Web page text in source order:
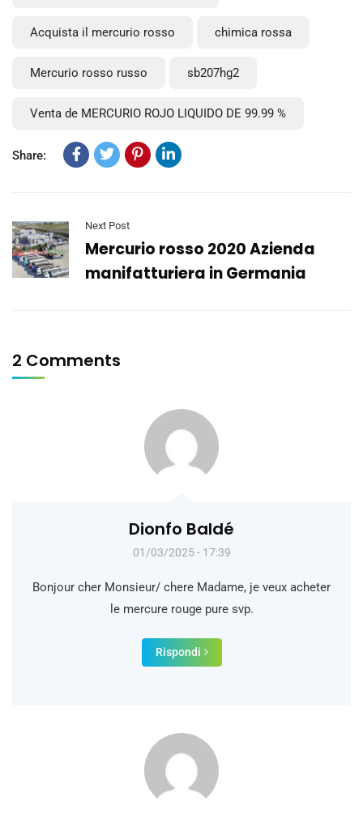
Acquista il mercurio rosso chimica rossa
Mercurio rosso russo sb207hg2
Venta de MERCURIO ROJO LIQUIDO DE 99.99 %
Share:
Next Post
Mercurio rosso 2020 Azienda
manifatturiera in Germania
2 Comments
Dionfo Baldé
01/03/2025 - 17:39
Bonjour cher Monsieur/ chere Madame, je veux acheter
le mercure rouge pure svp.
Rispondi